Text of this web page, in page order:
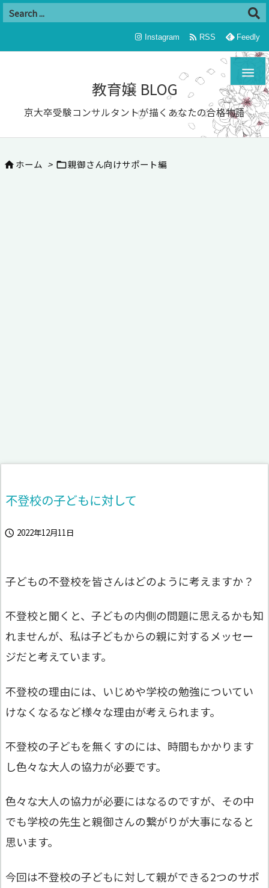
教育嬢 BLOG
京大卒受験コンサルタントが描くあなたの合格物語

Instagram  RSS Feedly
 ホーム > 親御さん向けサポート編
不登校の子どもに対して
 2022年12月11日
子どもの不登校を皆さんはどのように考えますか？
不登校と聞くと、子どもの内側の問題に思えるかも知
れませんが、私は子どもからの親に対するメッセー
ジだと考えています。
不登校の理由には、いじめや学校の勉強についてい
けなくなるなど様々な理由が考えられます。
不登校の子どもを無くすのには、時間もかかります
し色々な大人の協力が必要です。
色々な大人の協力が必要にはなるのですが、その中
でも学校の先生と親御さんの繋がりが大事になると
思います。
今回は不登校の子どもに対して親ができる2つのサポ